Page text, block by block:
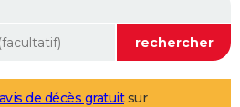
avis de décès gratuitsur